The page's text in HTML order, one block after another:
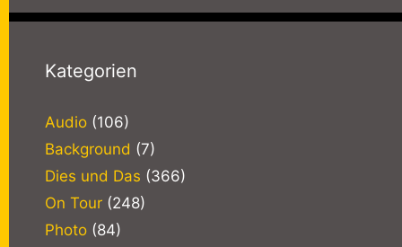
Kategorien
Audio (106)
Background (7)
Dies und Das (366)
On Tour (248)
Photo (84)